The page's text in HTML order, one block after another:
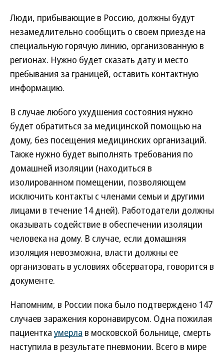
Люди, прибывающие в Россию, должны будут
незамедлительно сообщить о своем приезде на
специальную горячую линию, организованную в
регионах. Нужно будет сказать дату и место
пребывания за границей, оставить контактную
информацию.
В случае любого ухудшения состояния нужно
будет обратиться за медицинской помощью на
дому, без посещения медицинских организаций.
Также нужно будет выполнять требования по
домашней изоляции (находиться в
изолированном помещении, позволяющем
исключить контакты с членами семьи и другими
лицами в течение 14 дней). Работодатели должны
оказывать содействие в обеспечении изоляции
человека на дому. В случае, если домашняя
изоляция невозможна, власти должны ее
организовать в условиях обсерватора, говорится в
документе.
Напомним, в России пока было подтверждено 147
случаев заражения коронавирусом. Одна пожилая
пациентка умерла в московской больнице, смерть
наступила в результате пневмонии. Всего в мире